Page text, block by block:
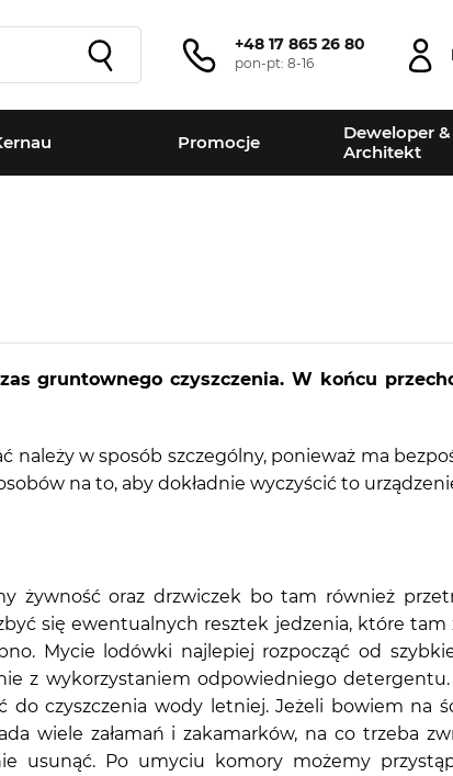
+48 17 865 26 80
pon-pt: 8-16
Promocje
Deweloper &
Architekt
gruntownego czyszczenia. W końcu
w sposób szczególny, ponieważ ma
na to, aby dokładnie wyczyścić to
żywność oraz drzwiczek bo tam również
się ewentualnych resztek jedzenia, które tam
Mycie lodówki najlepiej rozpocząć od
z wykorzystaniem odpowiedniego detergentu.
czyszczenia wody letniej. Jeżeli bowiem na
wiele załamań i zakamarków, na co trzeba
usunąć. Po umyciu komory możemy